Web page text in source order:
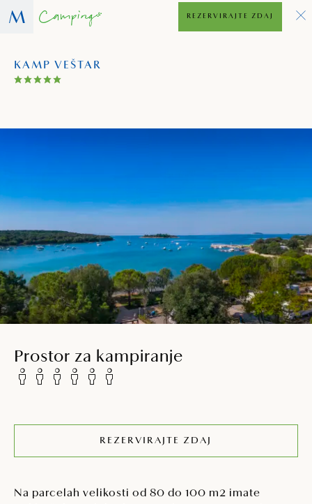
KAMP VEŠTAR
REZERVIRAJTE ZDAJ
Prostor za kampiranje
REZERVIRAJTE ZDAJ
Na parcelah velikosti od 80 do 100 m2 imate